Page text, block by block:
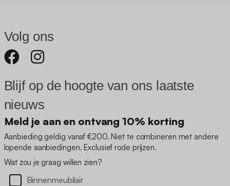
Volg ons
Blijf op de hoogte van ons laatste
nieuws
Meld je aan en ontvang 10% korting
Aanbieding geldig vanaf €200. Niet te combineren met andere
lopende aanbiedingen. Exclusief rode prijzen.
Wat zou je graag willen zien?
Binnenmeubilair